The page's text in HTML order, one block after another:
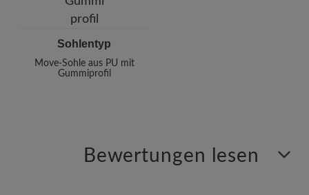
Sohlentyp
Move-Sohle aus PU mit
Gummiprofil
Bewertungen lesen